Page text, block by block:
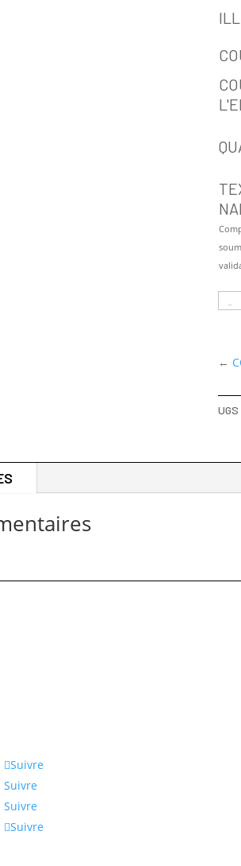
-
←
UGS
Suivre
Suivre
Suivre
Suivre